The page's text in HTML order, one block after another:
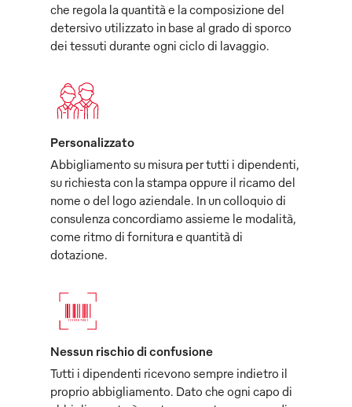
che regola la quantità e la composizione del
detersivo utilizzato in base al grado di sporco
dei tessuti durante ogni ciclo di lavaggio.
Personalizzato
Abbigliamento su misura per tutti i dipendenti,
su richiesta con la stampa oppure il ricamo del
nome o del logo aziendale. In un colloquio di
consulenza concordiamo assieme le modalità,
come ritmo di fornitura e quantità di
dotazione.
Nessun rischio di confusione
Tutti i dipendenti ricevono sempre indietro il
proprio abbigliamento. Dato che ogni capo di